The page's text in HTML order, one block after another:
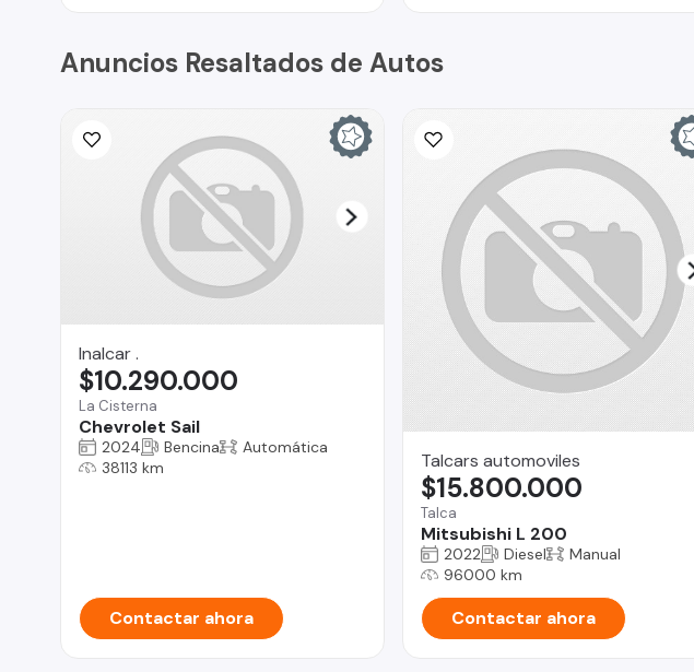
Anuncios Resaltados de Autos
Inalcar .
La Cisterna
Chevrolet Sail
$10.290.000
2024 Bencina
Automática
38113 km
Contactar ahora
Talcars automoviles
Talca
Mitsubishi L 200
$15.800.000
2022 Diesel
Manual
96000 km
Contactar ahora